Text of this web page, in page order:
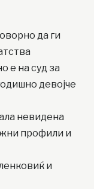
да ги
е на суд за
девојче
невидена
профили и
и